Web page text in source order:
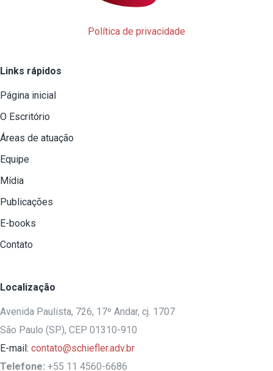
Política de privacidade
Links rápidos
Página inicial
O Escritório
Áreas de atuação
Equipe
Mídia
Publicações
E-books
Contato
Localização
Avenida Paulista, 726, 17º Andar, cj. 1707
São Paulo (SP), CEP 01310-910
E-mail: contato@schiefler.adv.br
Telefone: +55 11 4560-6686